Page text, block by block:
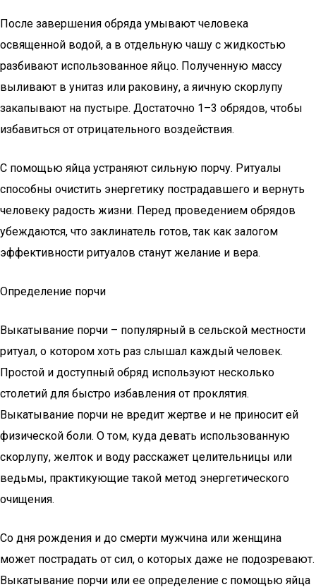
После завершения обряда умывают человека
освященной водой, а в отдельную чашу с жидкостью
разбивают использованное яйцо. Полученную массу
выливают в унитаз или раковину, а яичную скорлупу
закапывают на пустыре. Достаточно 1–3 обрядов, чтобы
избавиться от отрицательного воздействия.
С помощью яйца устраняют сильную порчу. Ритуалы
способны очистить энергетику пострадавшего и вернуть
человеку радость жизни. Перед проведением обрядов
убеждаются, что заклинатель готов, так как залогом
эффективности ритуалов станут желание и вера.
Определение порчи
Выкатывание порчи – популярный в сельской местности
ритуал, о котором хоть раз слышал каждый человек.
Простой и доступный обряд используют несколько
столетий для быстро избавления от проклятия.
Выкатывание порчи не вредит жертве и не приносит ей
физической боли. О том, куда девать использованную
скорлупу, желток и воду расскажет целительницы или
ведьмы, практикующие такой метод энергетического
очищения.
Со дня рождения и до смерти мужчина или женщина
может пострадать от сил, о которых даже не подозревают.
Выкатывание порчи или ее определение с помощью яйца